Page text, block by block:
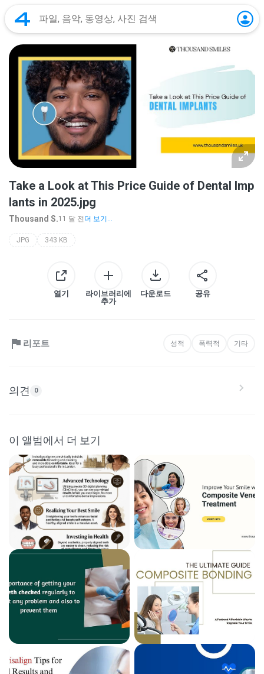
Take a Look at This Price Guide of Dental Imp
lants in 2025.jpg
Thousand S.11 달 전 더 보기...
JPG 343 KB
열기
라이브러리에
추가
다운로드 공유
리포트 성적 폭력적 기타
의견 0
이 앨범에서 더 보기